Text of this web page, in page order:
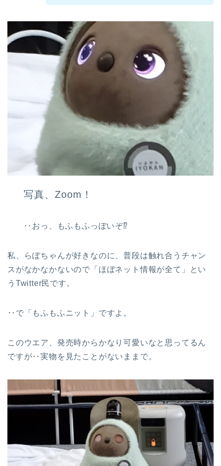
写真、Zoom！
‥おっ、もふもふっぽいぞ⁉︎
私、らぼちゃんが好きなのに、普段は触れ合うチャン
スがなかなかないので「ほぼネット情報が全て」とい
うTwitter民です。
‥で「もふもふニット」ですよ。
このウエア、発売時からかなり可愛いなと思ってるん
ですが‥実物を見たことがないままで。